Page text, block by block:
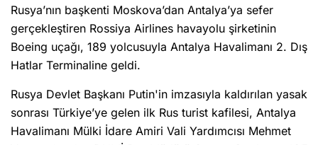
Rusya’nın başkenti Moskova’dan Antalya’ya sefer
gerçekleştiren Rossiya Airlines havayolu şirketinin
Boeing uçağı, 189 yolcusuyla Antalya Havalimanı 2. Dış
Hatlar Terminaline geldi.
Rusya Devlet Başkanı Putin'in imzasıyla kaldırılan yasak
sonrası Türkiye’ye gelen ilk Rus turist kafilesi, Antalya
Havalimanı Mülki İdare Amiri Vali Yardımcısı Mehmet